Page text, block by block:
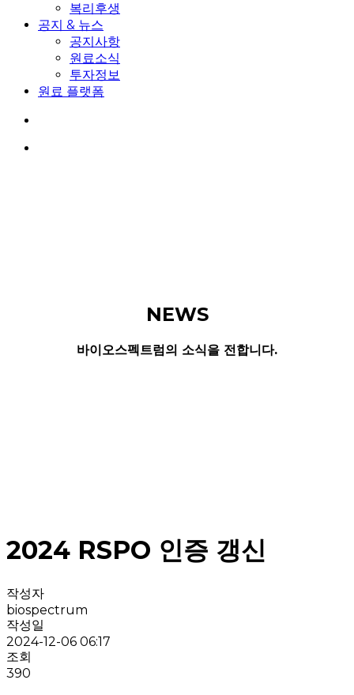
복리후생
공지 & 뉴스
공지사항
원료소식
투자정보
원료 플랫폼
NEWS
바이오스펙트럼의 소식을 전합니다.
2024 RSPO 인증 갱신
작성자
biospectrum
작성일
2024-12-06 06:17
조회
390